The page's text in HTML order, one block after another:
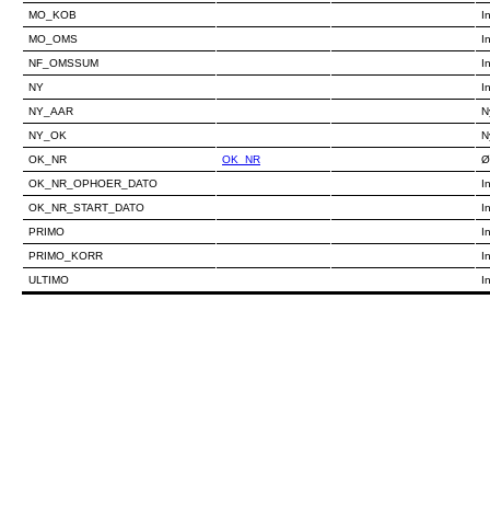
MO_KOB
MO_OMS
NF_OMSSUM
NY
NY_AAR
NY_OK
OK_NR
OK_NR
OK_NR_OPHOER_DATO
OK_NR_START_DATO
PRIMO
PRIMO_KORR
ULTIMO